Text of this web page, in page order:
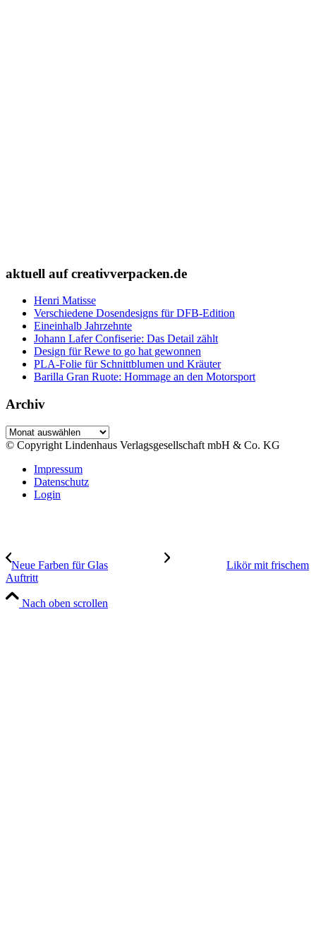
aktuell auf creativverpacken.de
Henri Matisse
Verschiedene Dosendesigns für DFB-Edition
Eineinhalb Jahrzehnte
Johann Lafer Confiserie: Das Detail zählt
Design für Rewe to go hat gewonnen
PLA-Folie für Schnittblumen und Kräuter
Barilla Gran Ruote: Hommage an den Motorsport
Archiv
Archiv
© Copyright Lindenhaus Verlagsgesellschaft mbH & Co. KG
Impressum
Datenschutz
Login
Neue Farben für Glas
Likör mit frischem
Auftritt
Nach oben scrollen